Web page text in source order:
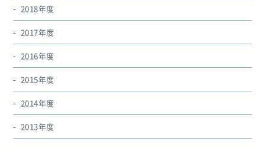
2018年度
2017年度
2016年度
2015年度
2014年度
2013年度